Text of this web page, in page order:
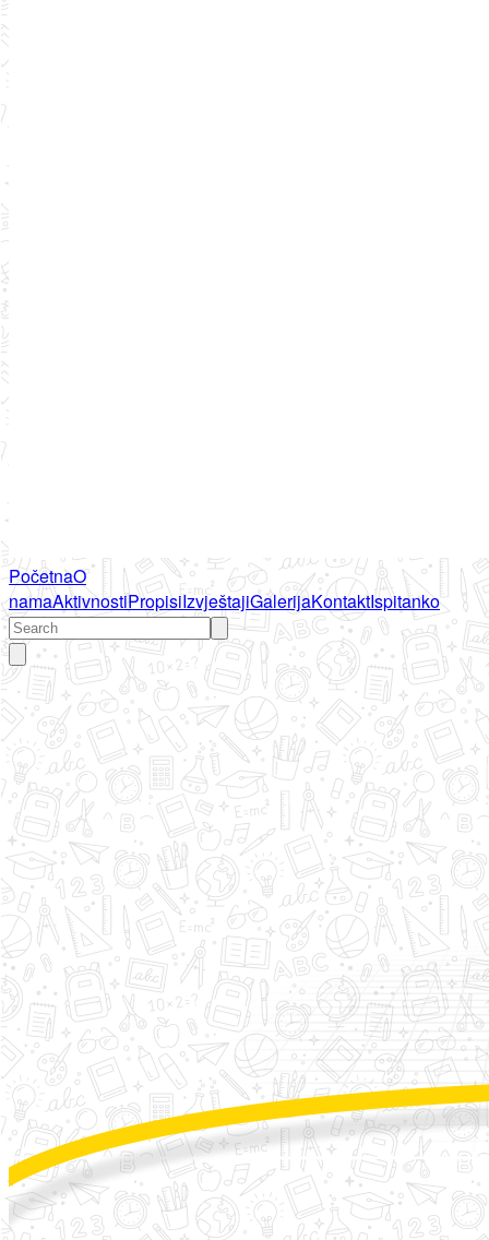
PočetnaO
namaAktivnostiPropisiIzvještajiGalerijaKontaktIspitanko